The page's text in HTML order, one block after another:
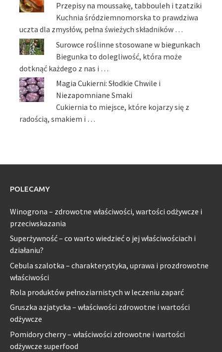
Przepisy na moussakę, tabbouleh i tzatziki
Kuchnia śródziemnomorska to prawdziwa
uczta dla zmysłów, pełna świeżych składników …
Surowce roślinne stosowane w biegunkach
Biegunka to dolegliwość, która może
dotknąć każdego z nas i …
Magia Cukierni: Słodkie Chwile i
Niezapomniane Smaki
Cukiernia to miejsce, które kojarzy się z
radością, smakiem i …
POLECAMY
Winogrona – zdrowotne właściwości, wartości odżywcze i
przeciwskazania
Superżywność – co warto wiedzieć o jej właściwościach i
działaniu?
Cebula szalotka – charakterystyka, uprawa i prozdrowotne
właściwości
Rola produktów pełnoziarnistych w leczeniu zaparć
Gruszka azjatycka – właściwości zdrowotne i wartości
odżywcze
Pomidory cherry – właściwości zdrowotne i wartości
odżywcze superfood